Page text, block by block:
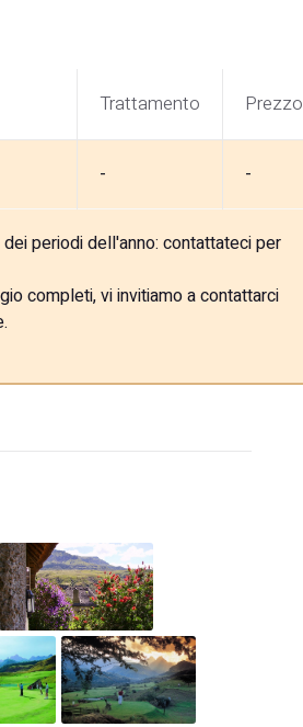
Trattamento Prezzo
- -
periodi dell'anno: contattateci per
completi, vi invitiamo a contattarci